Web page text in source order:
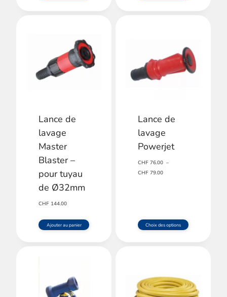
Lance de
lavage
Master
Blaster –
pour tuyau
de Ø32mm
CHF 144.00
Ajouter au panier
Lance de
lavage
Powerjet
CHF 76.00 –
CHF 79.00Plage
CHF 79.00
Choix des options
plusieurs